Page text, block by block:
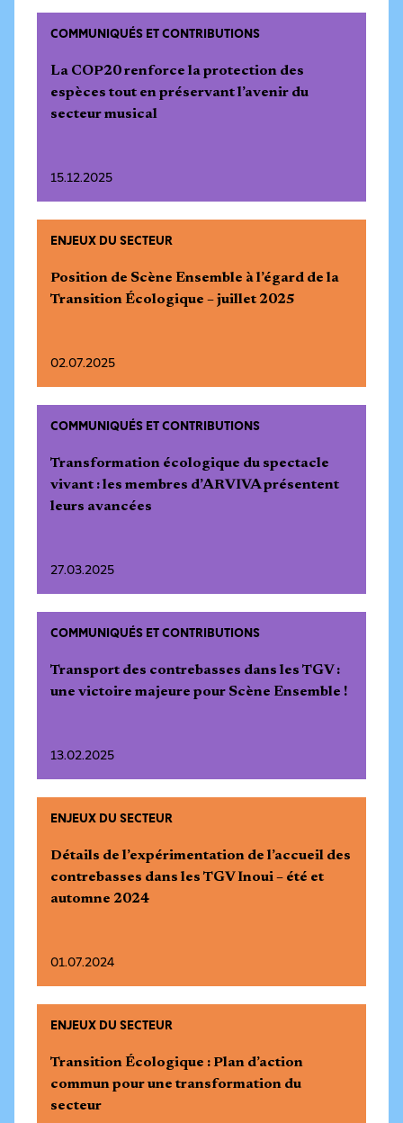
COMMUNIQUÉS ET CONTRIBUTIONS
La COP20 renforce la protection des
espèces tout en préservant l’avenir du
secteur musical
15.12.2025
ENJEUX DU SECTEUR
Position de Scène Ensemble à l’égard de la
Transition Écologique – juillet 2025
02.07.2025
COMMUNIQUÉS ET CONTRIBUTIONS
Transformation écologique du spectacle
vivant : les membres d’ARVIVA présentent
leurs avancées
27.03.2025
COMMUNIQUÉS ET CONTRIBUTIONS
Transport des contrebasses dans les TGV :
une victoire majeure pour Scène Ensemble !
13.02.2025
ENJEUX DU SECTEUR
Détails de l’expérimentation de l’accueil des
contrebasses dans les TGV Inoui – été et
automne 2024
01.07.2024
ENJEUX DU SECTEUR
Transition Écologique : Plan d’action
commun pour une transformation du
secteur